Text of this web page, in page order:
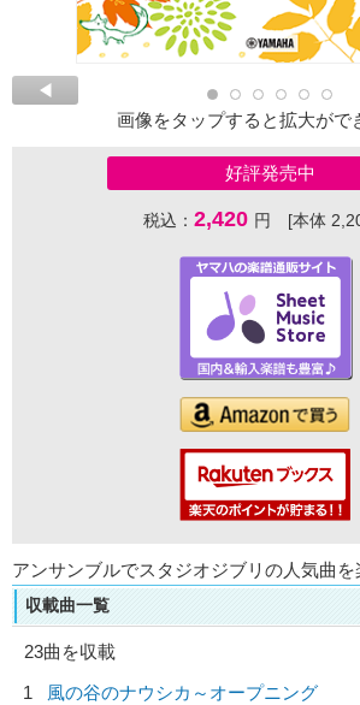
画像をタップすると拡大がで
好評発売中
税込： 2,420 円 [本体
アンサンブルでスタジオジブリの人気曲を
収載曲一覧
23曲を収載
1
風の谷のナウシカ～オープニング